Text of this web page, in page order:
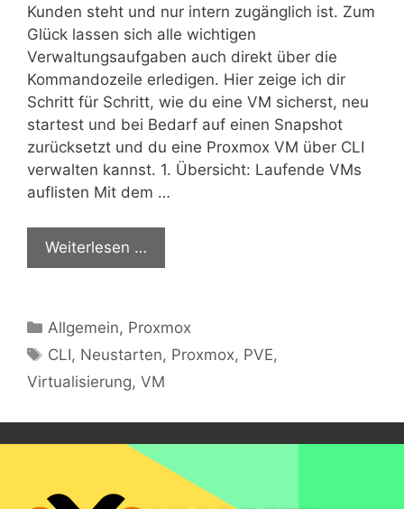
Kunden steht und nur intern zugänglich ist. Zum
Glück lassen sich alle wichtigen
Verwaltungsaufgaben auch direkt über die
Kommandozeile erledigen. Hier zeige ich dir
Schritt für Schritt, wie du eine VM sicherst, neu
startest und bei Bedarf auf einen Snapshot
zurücksetzt und du eine Proxmox VM über CLI
verwalten kannst. 1. Übersicht: Laufende VMs
auflisten Mit dem …
Weiterlesen …
Kategorien
Allgemein, Proxmox
Schlagwörter
CLI, Neustarten, Proxmox, PVE,
Virtualisierung, VM